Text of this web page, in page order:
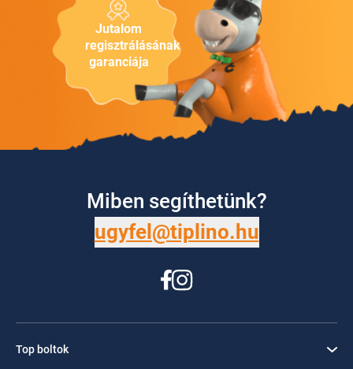
Jutalom
regisztrálásának
garanciája
Miben segíthetünk?
ugyfel@tiplino.hu
Top boltok